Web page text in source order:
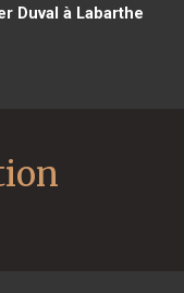
Duval à Labarthe